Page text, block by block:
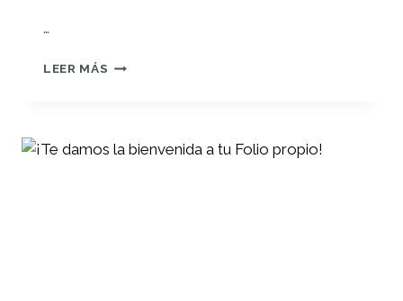
…
LEER MÁS PRESENTACIÓ